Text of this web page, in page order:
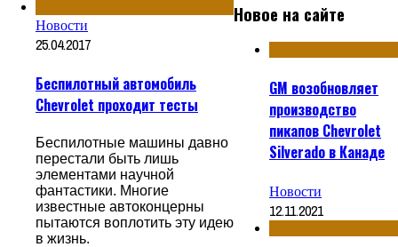
Новости
25.04.2017
Беспилотный автомобиль
Chevrolet проходит тесты
Беспилотные машины давно
перестали быть лишь
элементами научной
фантастики. Многие
известные автоконцерны
пытаются воплотить эту идею
в жизнь.
Новое на сайте
GM возобновляет
производство
пикапов Chevrolet
Silverado в Канаде
Новости
12.11.2021